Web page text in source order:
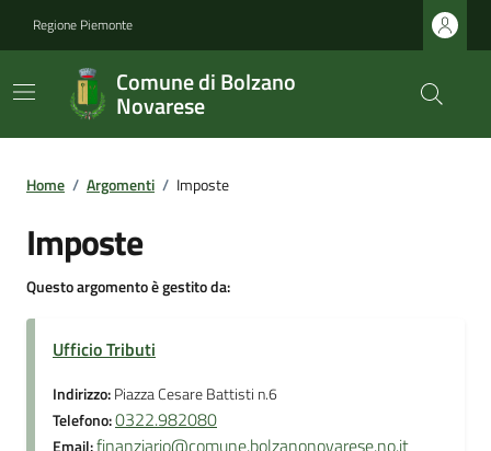
Regione Piemonte
Comune di Bolzano
Novarese
Home / Argomenti / Imposte
Imposte
Questo argomento è gestito da:
Ufficio Tributi
Indirizzo:Piazza Cesare Battisti n.6
Telefono:0322.982080
finanziario@comune.bolzanonovarese.no.it